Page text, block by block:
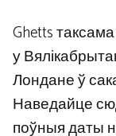
Ghetts
у
Лондане ў
Наведайце
поўныя даты